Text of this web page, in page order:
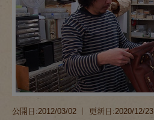
公開日:2012/03/02 ｜ 更新日:2020/12/23